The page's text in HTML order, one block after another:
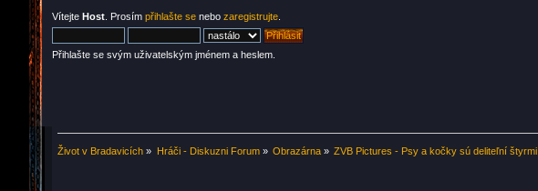
Vítejte Host . Prosím přihlašte se nebo zaregistrujte
Přihlašte se svým uživatelským jménem a heslem.
Život v Bradavicích » Hráči - Diskuzni Forum» Obrazárna» ZVB Pictures - Psy a kočky sú deliteľní štyrmi